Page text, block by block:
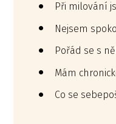
Při milování
Nejsem
Pořád se s
Mám
Co se